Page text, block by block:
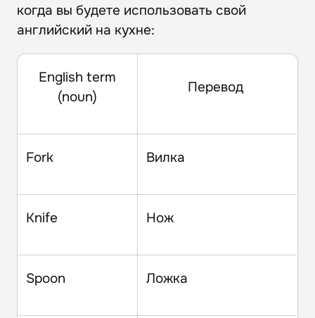
когда вы будете использовать свой
английский на кухне:
English term
(noun)
Перевод
Fork Вилка
Knife Нож
Spoon Ложка